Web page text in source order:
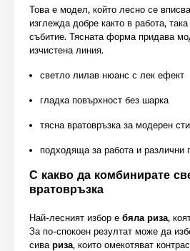
Това е модел, който лесно се
изглежда добре както в работа,
събитие. Тясната форма придава
изчистена линия.
светло лилав нюанс с лек ефект
гладка повърхност без шарка
тясна вратовръзка за модерен
подходяща за работа и различни
С какво да комбинирате
вратовръзка
Най-лесният избор е бяла риза,
За по-спокоен резултат може да
сива риза, които омекотяват